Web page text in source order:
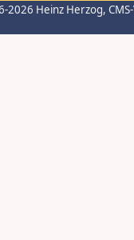
2026 Heinz Herzog,